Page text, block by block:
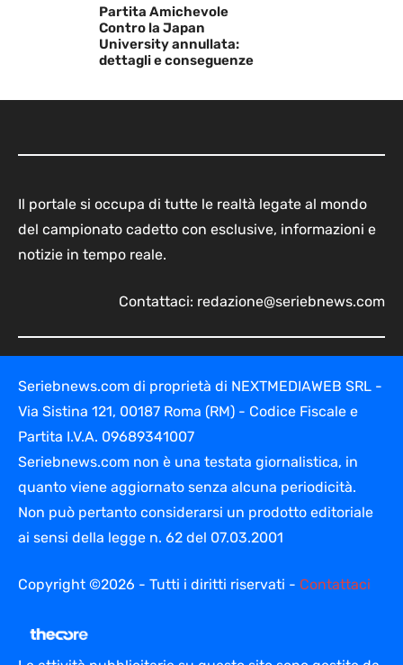
Partita Amichevole
Contro la Japan
University annullata:
dettagli e conseguenze
Il portale si occupa di tutte le realtà legate al mondo
del campionato cadetto con esclusive, informazioni e
notizie in tempo reale.
Contattaci: redazione@seriebnews.com
Seriebnews.com di proprietà di NEXTMEDIAWEB SRL -
Via Sistina 121, 00187 Roma (RM) - Codice Fiscale e
Partita I.V.A. 09689341007
Seriebnews.com non è una testata giornalistica, in
quanto viene aggiornato senza alcuna periodicità.
Non può pertanto considerarsi un prodotto editoriale
ai sensi della legge n. 62 del 07.03.2001
Copyright ©2026 - Tutti i diritti riservati - Contattaci